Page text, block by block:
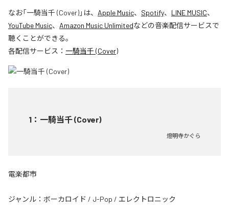
なお「一騎当千 (Cover)」は、 Apple Music、 Spotify、 LINE MUSIC、
YouTube Music、 Amazon Music Unlimitedなどの音楽配信サービスで
聴くことができる。
各配信サービス： 一騎当千 (Cover)
1 ： 一騎当千 (Cover)
燈明寺かぐら
電楽都市
ジャンル： ボーカロイド / J-Pop / エレクトロニック